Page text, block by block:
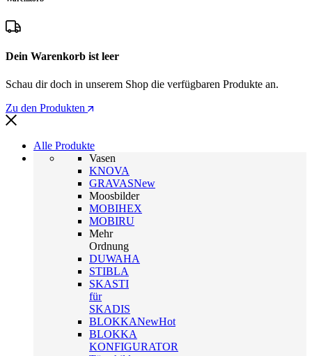
Dein Warenkorb ist leer
Schau dir doch in unserem Shop die verfügbaren Produkte an.
Zu den Produkten
Alle Produkte
Vasen
KNOVA
GRAVASNew
Moosbilder
MOBIHEX
MOBIRU
Mehr
Ordnung
DUWAHA
STIBLA
SKASTI
für
SKADIS
BLOKKANewHot
BLOKKA
KONFIGURATOR